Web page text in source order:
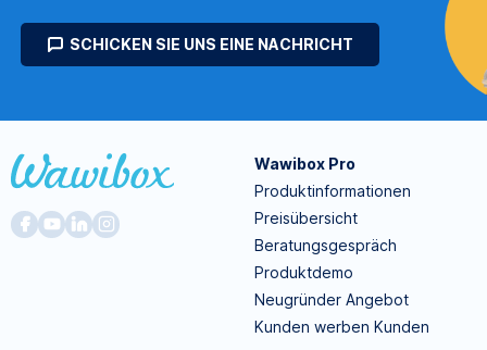
SCHICKEN SIE UNS EINE NACHRICHT
Wawibox Pro
Produktinformationen
Preisübersicht
Beratungsgespräch
Produktdemo
Neugründer Angebot
Kunden werben Kunden